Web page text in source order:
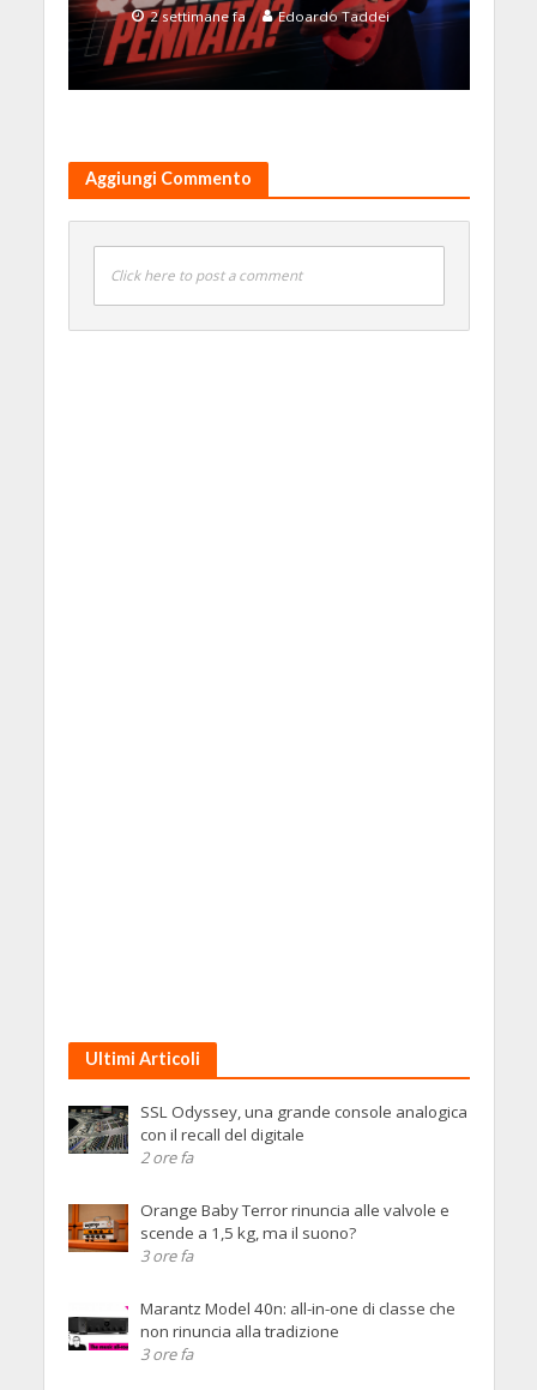
2 settimane fa Edoardo Taddei
Aggiungi Commento
Click here to post a comment
Ultimi Articoli
SSL Odyssey, una grande console analogica
con il recall del digitale
2 ore fa
Orange Baby Terror rinuncia alle valvole e
scende a 1,5 kg, ma il suono?
3 ore fa
Marantz Model 40n: all-in-one di classe che
non rinuncia alla tradizione
3 ore fa